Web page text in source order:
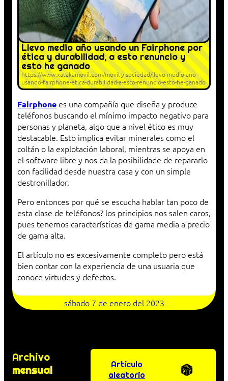
Llevo medio año usando un Fairphone por
ética y durabilidad, a esto renuncio y
esto he ganado
https://www.xatakamovil.com/movil-y-sociedad/llevo-medio-ano-
usando-fairphone-etica-durabilidad-a-esto-renuncio-esto-he-ganado
Fairphone es una compañía que diseña y produce
teléfonos buscando el mínimo impacto negativo para
personas y planeta, algo que a nivel ético es muy
destacable. Esto implica evitar minerales como el
coltán o la explotación laboral, mientras se apoya en
el software libre y nos da la posibilidade de repararlo
con facilidad desde nuestra casa y con un simple
destronillador.
Pero entonces por qué se escucha hablar tan poco de
esta clase de teléfonos? los principios nos salen caros,
pues tenemos características de gama media a precio
de gama alta.
El artículo no es excesivamente completo pero está
bien contar con la experiencia de una usuaria que
conoce virtudes y defectos.
sábado 7 de enero del 2023
Archivo
mensual
Artículo
aleatorio